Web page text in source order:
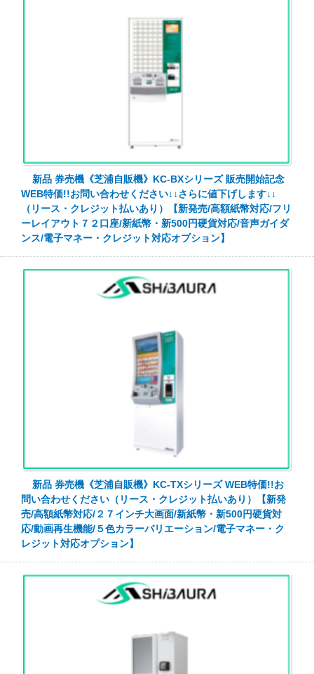
新品 券売機《芝浦自販機》KC-BXシリーズ 販売開始記念
WEB特価!!お問い合わせください↓↓さらに値下げします↓↓
（リース・クレジット払いあり）【新発売/高額紙幣対応/フリ
ーレイアウト７２口座/新紙幣・新500円硬貨対応/音声ガイダ
ンス/電子マネー・クレジット対応オプション】
新品 券売機《芝浦自販機》KC-TXシリーズ WEB特価!!お
問い合わせください（リース・クレジット払いあり）【新発
売/高額紙幣対応/２７インチ大画面/新紙幣・新500円硬貨対
応/動画再生機能/５色カラーバリエーション/電子マネー・ク
レジット対応オプション】